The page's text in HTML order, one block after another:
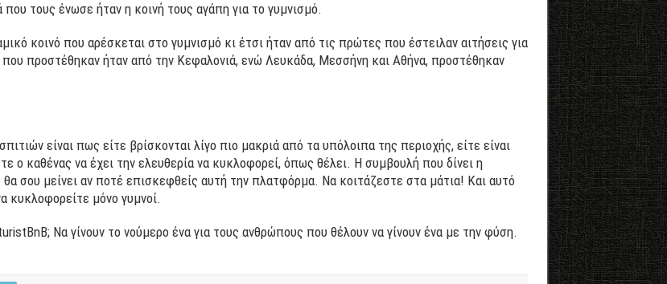
τους ένωσε ήταν η κοινή τους αγάπη για το γυμνισμό.
κοινό που αρέσκεται στο γυμνισμό κι έτσι ήταν από τις πρώτες που έστειλαν αιτήσεις για
προστέθηκαν ήταν από την Κεφαλονιά, ενώ Λευκάδα, Μεσσήνη και Αθήνα, προστέθηκαν
είναι πως είτε βρίσκονται λίγο πιο μακριά από τα υπόλοιπα της περιοχής, είτε είναι
ο καθένας να έχει την ελευθερία να κυκλοφορεί, όπως θέλει. Η συμβουλή που δίνει η
σου μείνει αν ποτέ επισκεφθείς αυτή την πλατφόρμα. Να κοιτάζεστε στα μάτια! Και αυτό
κυκλοφορείτε μόνο γυμνοί.
Να γίνουν το νούμερο ένα για τους ανθρώπους που θέλουν να γίνουν ένα με την φύση.